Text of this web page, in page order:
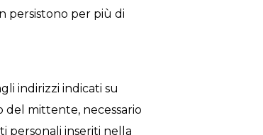
persistono per più di
indirizzi indicati su
del mittente, necessario
personali inseriti nella